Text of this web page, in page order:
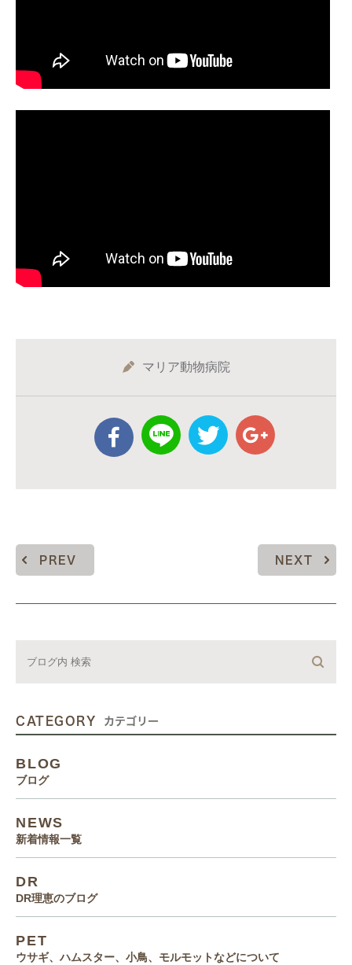
マリア動物病院
PREV NEXT
CATEGORY カテゴリー
BLOG
ブログ
NEWS
新着情報一覧
DR
DR理恵のブログ
PET
ウサギ、ハムスター、小鳥、モルモットなどについて